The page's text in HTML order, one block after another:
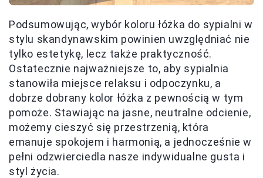
Podsumowując, wybór koloru łóżka do sypialni w
stylu skandynawskim powinien uwzględniać nie
tylko estetykę, lecz także praktyczność.
Ostatecznie najważniejsze to, aby sypialnia
stanowiła miejsce relaksu i odpoczynku, a
dobrze dobrany kolor łóżka z pewnością w tym
pomoże. Stawiając na jasne, neutralne odcienie,
możemy cieszyć się przestrzenią, która
emanuje spokojem i harmonią, a jednocześnie w
pełni odzwierciedla nasze indywidualne gusta i
styl życia.